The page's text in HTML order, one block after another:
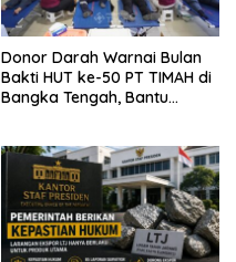
Donor Darah Warnai Bulan
Bakti HUT ke-50 PT TIMAH di
Bangka Tengah, Bantu